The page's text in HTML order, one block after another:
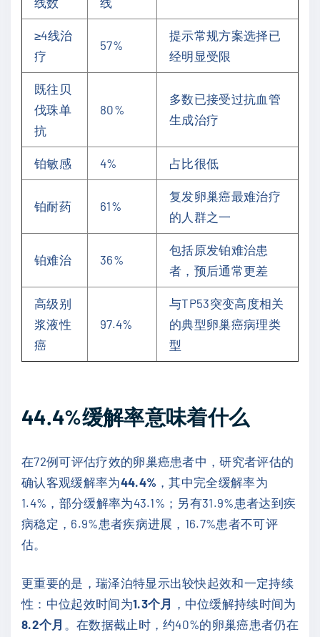
≥4线治
疗
57%
提示常规方案选择已
经明显受限
既往贝
伐珠单
抗
80%
多数已接受过抗血管
生成治疗
铂敏感 4% 占比很低
铂耐药 61%
复发卵巢癌最难治疗
的人群之一
铂难治 36%
包括原发铂难治患
者，预后通常更差
高级别
浆液性
癌
97.4%
与TP53突变高度相关
的典型卵巢癌病理类
型
44.4%缓解率意味着什么
在72例可评估疗效的卵巢癌患者中，研究者评估的
确认客观缓解率为44.4% ，其中完全缓解率为
1.4%，部分缓解率为43.1%；另有31.9%患者达到疾
病稳定，6.9%患者疾病进展，16.7%患者不可评
估。
更重要的是，瑞泽泊特显示出较快起效和一定持续
性：中位起效时间为1.3个月 ，中位缓解持续时间为
8.2个月 。在数据截止时，约40%的卵巢癌患者仍在